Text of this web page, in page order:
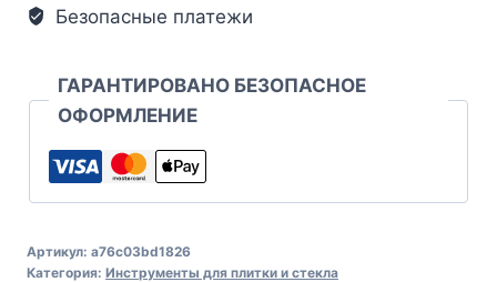
Безопасные платежи
ГАРАНТИРОВАНО БЕЗОПАСНОЕ
ОФОРМЛЕНИЕ
Артикул: a76c03bd1826
Категория: Инструменты для плитки и стекла